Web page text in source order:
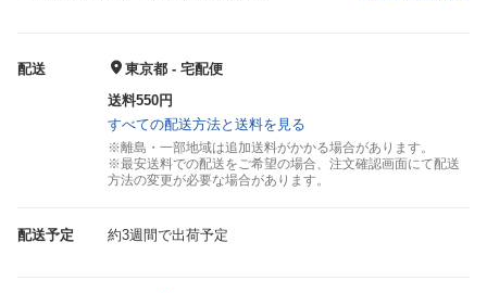
配送
東京都 - 宅配便
送料550円
すべての配送方法と送料を見る
※離島・一部地域は追加送料がかかる場合があります。
※最安送料での配送をご希望の場合、注文確認画面にて配送
方法の変更が必要な場合があります。
配送予定 約3週間で出荷予定